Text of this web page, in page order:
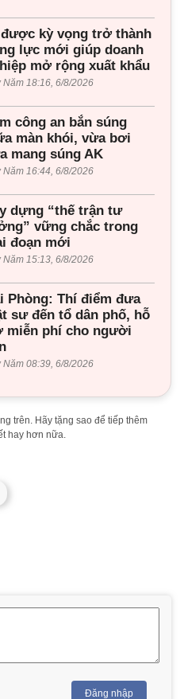
kỳ vọng trở thành
lực mới giúp doanh
mở rộng xuất khẩu
Năm 18:16, 6/8/2026
công an bắn súng
màn khói, vừa bơi
mang súng AK
Năm 16:44, 6/8/2026
dựng “thế trận tư
vững chắc trong
đoạn mới
Năm 15:13, 6/8/2026
Phòng: Thí điểm đưa
sư đến tổ dân phố, hỗ
miễn phí cho người
Năm 08:39, 6/8/2026
trên. Hãy tặng sao để tiếp thêm
hay hơn nữa.
Đăng nhập